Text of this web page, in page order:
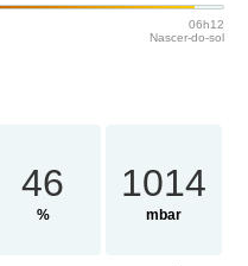
06h12
Nascer-do-sol
46
%
1014
mbar